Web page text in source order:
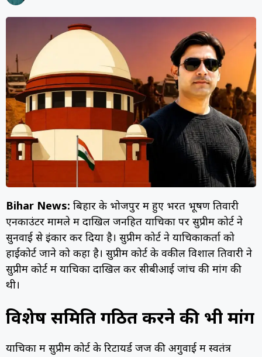
Bihar News: बिहार के भोजपुर में हुए भरत भूषण तिवारी
एनकाउंटर मामले में दाखिल जनहित याचिका पर सुप्रीम कोर्ट ने
सुनवाई से इंकार कर दिया है। सुप्रीम कोर्ट ने याचिकाकर्ता को
हाईकोर्ट जाने को कहा है। सुप्रीम कोर्ट के वकील विशाल तिवारी ने
सुप्रीम कोर्ट में याचिका दाखिल कर सीबीआई जांच की मांग की
थी।
विशेषज्ञ समिति गठित करने की भी मांग
याचिका में सुप्रीम कोर्ट के रिटायर्ड जज की अगुवाई में स्वतंत्र